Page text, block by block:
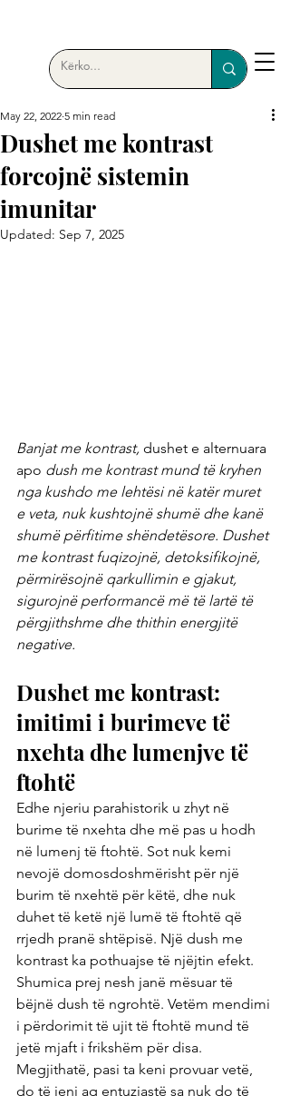
Dushet me kontrast
forcojnë sistemin
imunitar
May 22, 2022 5 min read
Updated: Sep 7, 2025
Banjat me kontrast, dushet e alternuara
apo dush me kontrast mund të kryhen
nga kushdo me lehtësi në katër muret
e veta, nuk kushtojnë shumë dhe kanë
shumë përfitime shëndetësore. Dushet
me kontrast fuqizojnë, detoksifikojnë,
përmirësojnë qarkullimin e gjakut,
sigurojnë performancë më të lartë të
përgjithshme dhe thithin energjitë
negative.
Dushet me kontrast:
imitimi i burimeve të
nxehta dhe lumenjve të
ftohtë
Edhe njeriu parahistorik u zhyt në
burime të nxehta dhe më pas u hodh
në lumenj të ftohtë. Sot nuk kemi
nevojë domosdoshmërisht për një
burim të nxehtë për këtë, dhe nuk
duhet të ketë një lumë të ftohtë që
rrjedh pranë shtëpisë. Një dush me
kontrast ka pothuajse të njëjtin efekt.
Shumica prej nesh janë mësuar të
bëjnë dush të ngrohtë. Vetëm mendimi
i përdorimit të ujit të ftohtë mund të
jetë mjaft i frikshëm për disa.
Megjithatë, pasi ta keni provuar vetë,
do të jeni aq entuziastë sa nuk do të